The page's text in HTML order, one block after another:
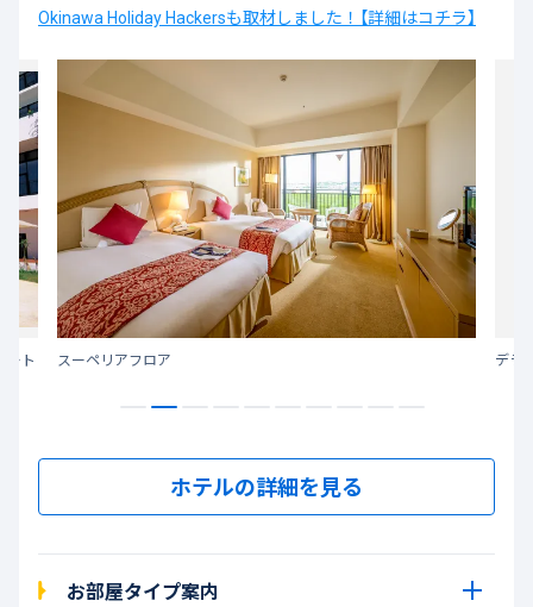
Okinawa Holiday Hackersも取材しました！【詳細はコチラ】
ト スーペリアフロア デラ
ホテルの詳細を見る
お部屋タイプ案内